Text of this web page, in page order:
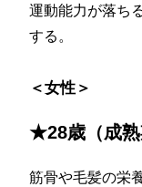
運動能力が落ち
する。
＜女性＞
★28歳（成熟
筋骨や毛髪の栄